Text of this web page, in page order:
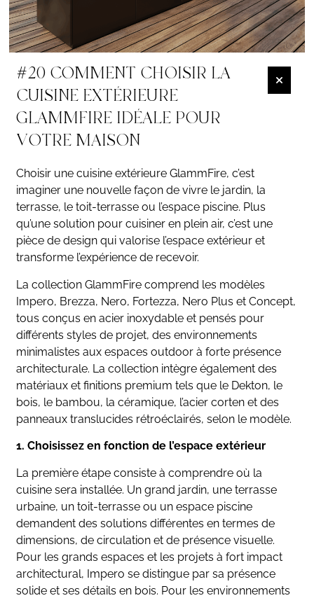
#20 COMMENT CHOISIR LA
CUISINE EXTÉRIEURE
GLAMMFIRE IDÉALE POUR
VOTRE MAISON
Choisir une cuisine extérieure GlammFire, c’est
imaginer une nouvelle façon de vivre le jardin, la
terrasse, le toit-terrasse ou l’espace piscine. Plus
qu’une solution pour cuisiner en plein air, c’est une
pièce de design qui valorise l’espace extérieur et
transforme l’expérience de recevoir.
La collection GlammFire comprend les modèles
Impero, Brezza, Nero, Fortezza, Nero Plus et Concept,
tous conçus en acier inoxydable et pensés pour
différents styles de projet, des environnements
minimalistes aux espaces outdoor à forte présence
architecturale. La collection intègre également des
matériaux et finitions premium tels que le Dekton, le
bois, le bambou, la céramique, l’acier corten et des
panneaux translucides rétroéclairés, selon le modèle.
1. Choisissez en fonction de l’espace extérieur
La première étape consiste à comprendre où la
cuisine sera installée. Un grand jardin, une terrasse
urbaine, un toit-terrasse ou un espace piscine
demandent des solutions différentes en termes de
dimensions, de circulation et de présence visuelle.
Pour les grands espaces et les projets à fort impact
architectural, Impero se distingue par sa présence
solide et ses détails en bois. Pour les environnements